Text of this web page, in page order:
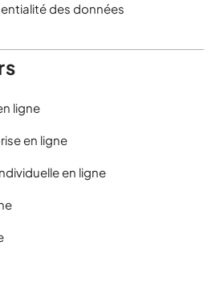
des données
ligne
en ligne
en ligne